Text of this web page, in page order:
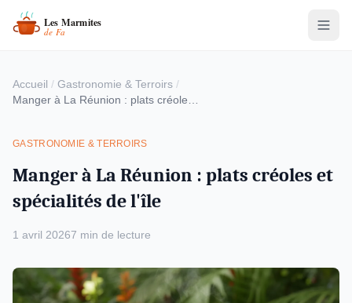
Accueil / Gastronomie & Terroirs /
GASTRONOMIE & TERROIRS
Manger à La Réunion : plats créoles et
spécialités de l'île
1 avril 20267 min de lecture